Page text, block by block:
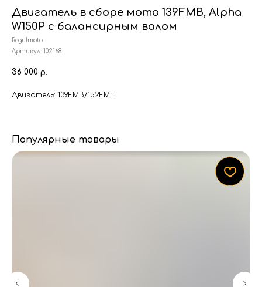
Двигатель в сборе мото 139FMB, Alpha
W150P с балансирным валом
Regulmoto
Артикул: 102168
36 000 р.
Двигатель: 139FMB/152FMH
Популярные товары